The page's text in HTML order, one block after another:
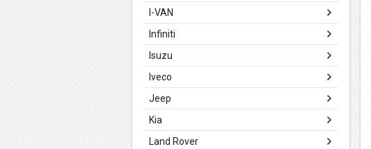
I-VAN
Infiniti
Isuzu
Iveco
Jeep
Kia
Land Rover